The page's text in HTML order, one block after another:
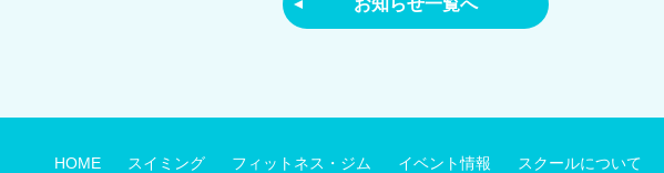
お知らせ一覧へ
HOME スイミング フィットネス・ジム イベント情報 スクールについて